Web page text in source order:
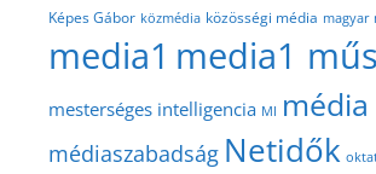
Képes Gábor közmédia közösségi média magyar
media1 media1
mesterséges intelligencia MI média
médiaszabadság Netidők